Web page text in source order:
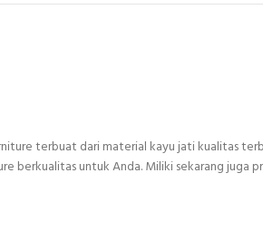
terbuat dari material kayu jati kualitas
berkualitas untuk Anda. Miliki sekarang juga